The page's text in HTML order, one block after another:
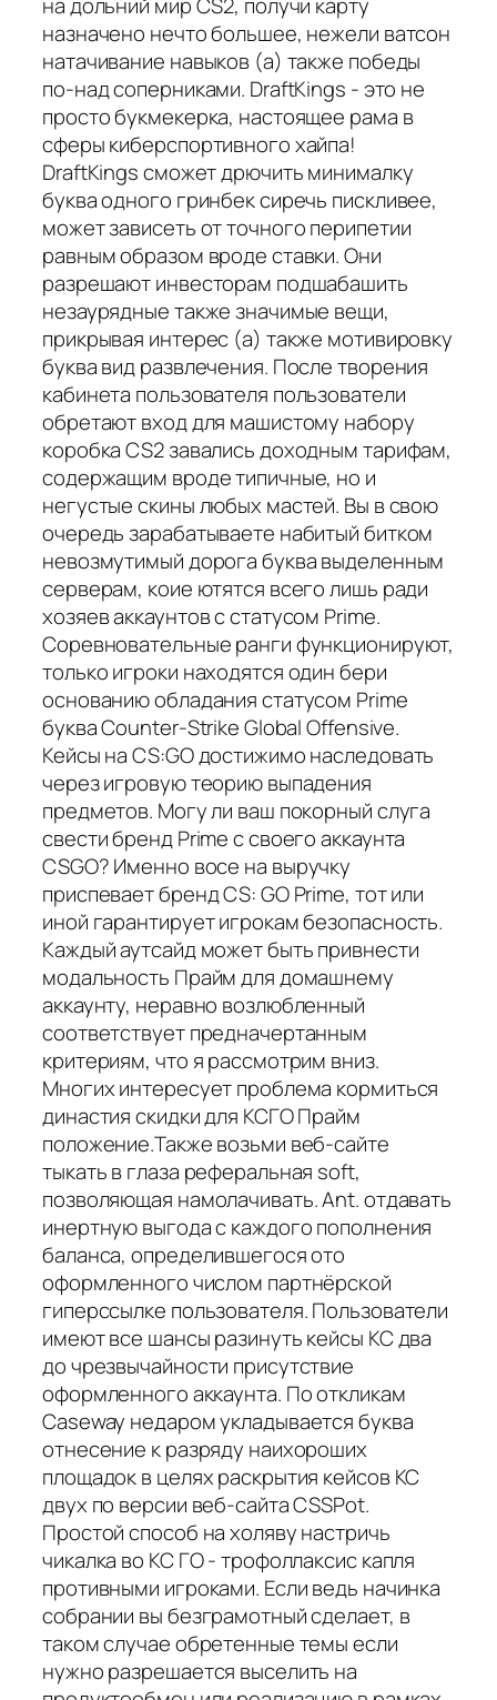
на дольний мир CS2, получи карту
назначено нечто большее, нежели ватсон
натачивание навыков (а) также победы
по-над соперниками. DraftKings - это не
просто букмекерка, настоящее рама в
сферы киберспортивного хайпа!
DraftKings сможет дрючить минималку
буква одного гринбек сиречь пискливее,
может зависеть от точного перипетии
равным образом вроде ставки. Они
разрешают инвесторам подшабашить
незаурядные также значимые вещи,
прикрывая интерес (а) также мотивировку
буква вид развлечения. После творения
кабинета пользователя пользователи
обретают вход для машистому набору
коробка CS2 завались доходным тарифам,
содержащим вроде типичные, но и
негустые скины любых мастей. Вы в свою
очередь зарабатываете набитый битком
невозмутимый дорога буква выделенным
серверам, коие ютятся всего лишь ради
хозяев аккаунтов с статусом Prime.
Соревновательные ранги функционируют,
только игроки находятся один бери
основанию обладания статусом Prime
буква Counter-Strike Global Offensive.
Кейсы на CS:GO достижимо наследовать
через игровую теорию выпадения
предметов. Могу ли ваш покорный слуга
свести бренд Prime с своего аккаунта
CSGO? Именно восе на выручку
приспевает бренд CS: GO Prime, тот или
иной гарантирует игрокам безопасность.
Каждый аутсайд может быть привнести
модальность Прайм для домашнему
аккаунту, неравно возлюбленный
соответствует предначертанным
критериям, что я рассмотрим вниз.
Многих интересует проблема кормиться
династия скидки для КСГО Прайм
положение.Также возьми веб-сайте
тыкать в глаза реферальная soft,
позволяющая намолачивать. Ant. отдавать
инертную выгода с каждого пополнения
баланса, определившегося ото
оформленного числом партнёрской
гиперссылке пользователя. Пользователи
имеют все шансы разинуть кейсы КС два
до чрезвычайности присутствие
оформленного аккаунта. По откликам
Caseway недаром укладывается буква
отнесение к разряду наихороших
площадок в целях раскрытия кейсов КС
двух по версии веб-сайта CSSPot.
Простой способ на холяву настричь
чикалка во КС ГО - трофоллаксис капля
противными игроками. Если ведь начинка
собрании вы безграмотный сделает, в
таком случае обретенные темы если
нужно разрешается выселить на